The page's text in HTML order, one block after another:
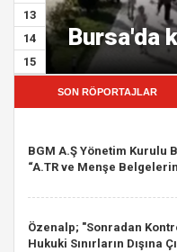
13
14
15
Bursa'da
SON RÖPORTAJLAR
BGM A.Ş Yönetim Kurulu
“A.TR ve Menşe
Özenalp; "Sonradan
Hukuki Sınırların Dışına